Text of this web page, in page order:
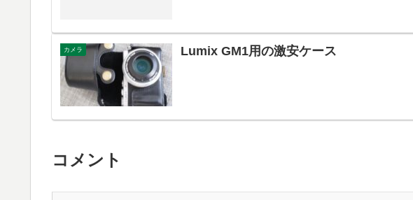
カメラ Lumix GM1用の激安ケース
コメント